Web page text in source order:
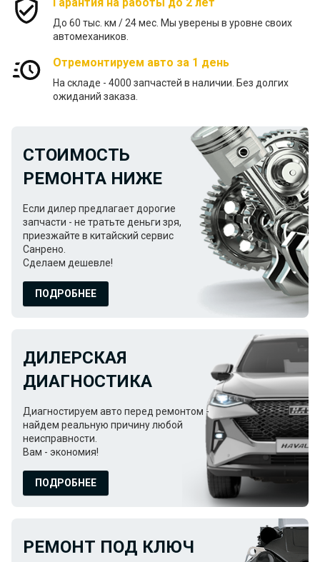
До 60 тыс. км / 24 меc. Мы уверены в уровне своих
автомехаников.
Отремонтируем авто за 1 день
На складе - 4000 запчастей в наличии. Без долгих
ожиданий заказа.
СТОИМОСТЬ
РЕМОНТА НИЖЕ
Если дилер предлагает дорогие
запчасти - не тратьте деньги зря,
приезжайте в китайский сервис
Санрено.
Сделаем дешевле!
ПОДРОБНЕЕ
ДИЛЕРСКАЯ
ДИАГНОСТИКА
Диагностируем авто перед ремонтом -
найдем реальную причину любой
неисправности.
Вам - экономия!
ПОДРОБНЕЕ
РЕМОНТ ПОД КЛЮЧ